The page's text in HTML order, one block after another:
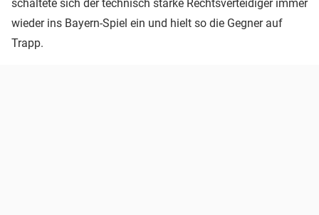
schaltete sich der technisch starke Rechtsverteidiger immer
wieder ins Bayern-Spiel ein und hielt so die Gegner auf
Trapp.